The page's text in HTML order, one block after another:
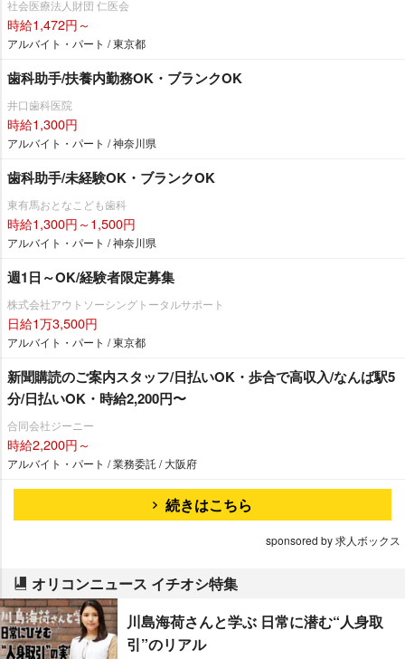
社会医療法人財団 仁医会
時給1,472円～
アルバイト・パート / 東京都
歯科助手/扶養内勤務OK・ブランクOK
井口歯科医院
時給1,300円
アルバイト・パート / 神奈川県
歯科助手/未経験OK・ブランクOK
東有馬おとなこども歯科
時給1,300円～1,500円
アルバイト・パート / 神奈川県
週1日～OK/経験者限定募集
株式会社アウトソーシングトータルサポート
日給1万3,500円
アルバイト・パート / 東京都
新聞購読のご案内スタッフ/日払いOK・歩合で高収入/なんば駅5
分/日払いOK・時給2,200円〜
合同会社ジーニー
時給2,200円～
アルバイト・パート / 業務委託 / 大阪府
続きはこちら
sponsored by 求人ボックス
オリコンニュース イチオシ特集
川島海荷さんと学ぶ 日常に潜む“人身取
引”のリアル